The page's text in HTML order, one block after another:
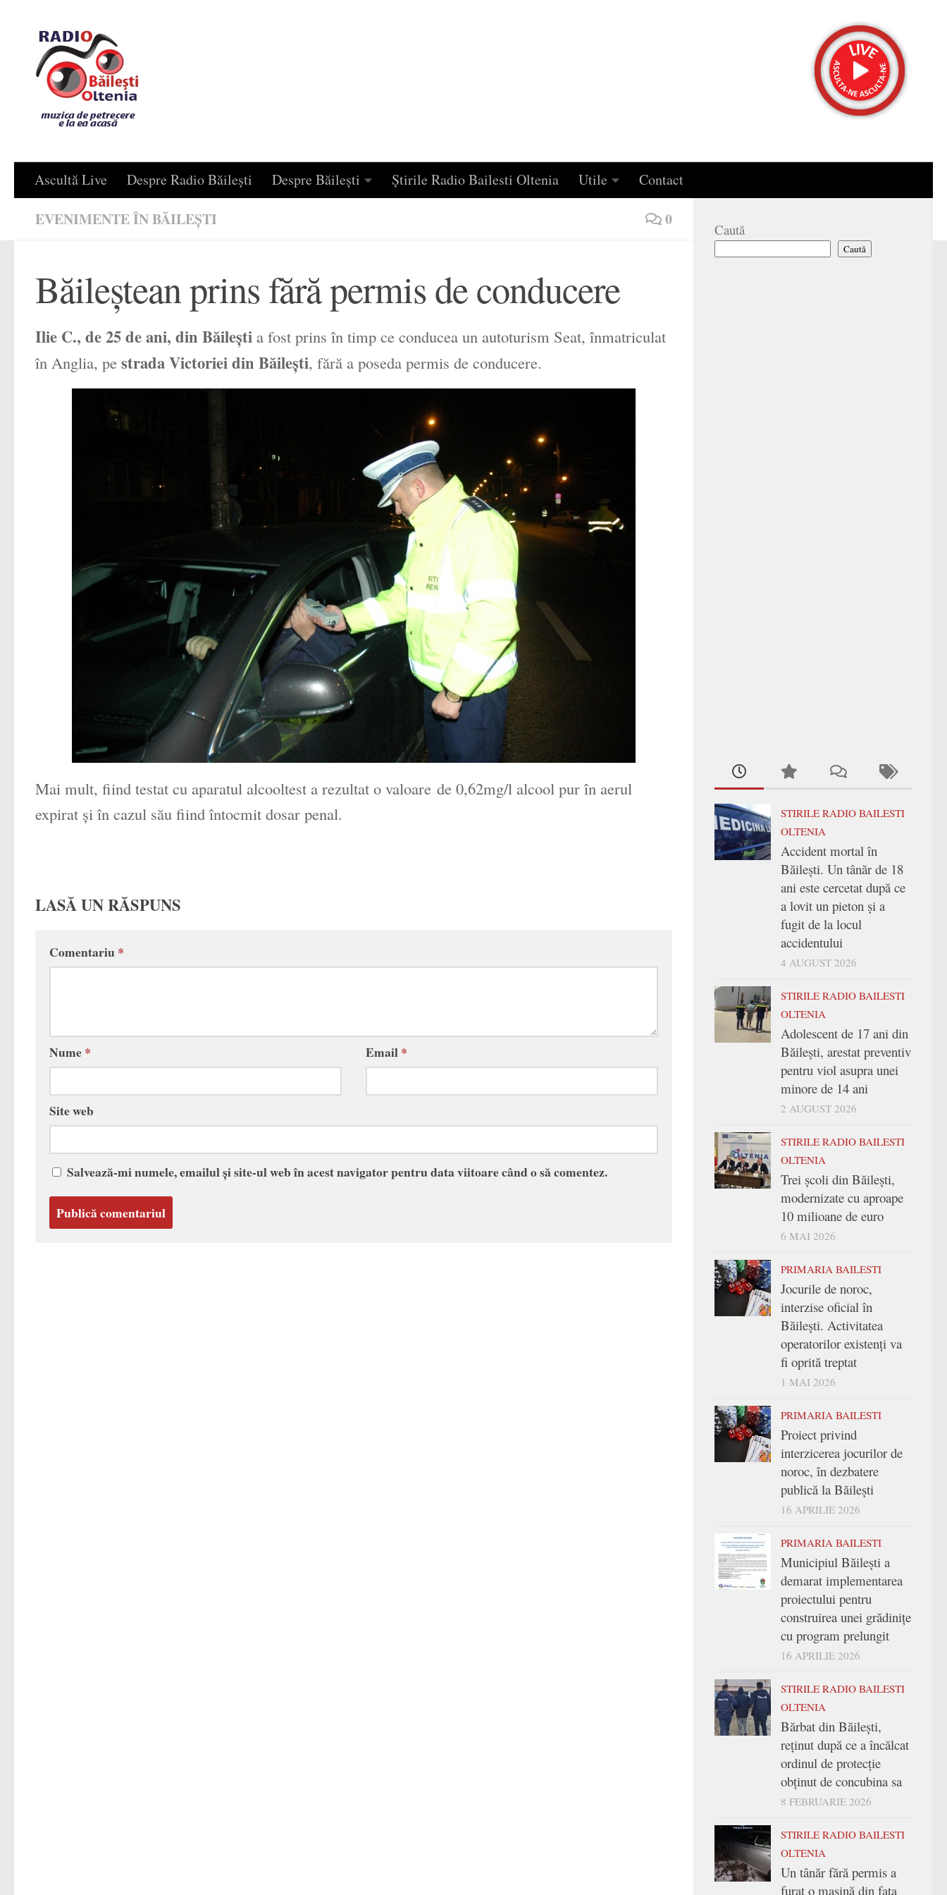
Ascultă Live Despre Radio Băilești Despre Băilești Știrile Radio Bailesti Oltenia Utile Contact
EVENIMENTE ÎN BĂILEȘTI 0
Băileștean prins fără permis de conducere
Ilie C., de 25 de ani, din Băileşti a fost prins în timp ce conducea un autoturism Seat, înmatriculat
în Anglia, pe strada Victoriei din Băileşti, fără a poseda permis de conducere.
Mai mult, fiind testat cu aparatul alcooltest a rezultat o valoare de 0,62mg/l alcool pur în aerul
expirat și în cazul său fiind întocmit dosar penal.
LASĂ UN RĂSPUNS
Comentariu*
Nume* Email*
Site web
Salvează-mi numele, emailul și site-ul web în acest navigator pentru data viitoare când o să comentez.
Caută
Caută
STIRILE RADIO BAILESTI
OLTENIA
Accident mortal în
Băilești. Un tânăr de 18
ani este cercetat după ce
a lovit un pieton și a
fugit de la locul
accidentului
4 AUGUST 2026
STIRILE RADIO BAILESTI
OLTENIA
Adolescent de 17 ani din
Băilești, arestat preventiv
pentru viol asupra unei
minore de 14 ani
2 AUGUST 2026
STIRILE RADIO BAILESTI
OLTENIA
Trei şcoli din Băileşti,
modernizate cu aproape
10 milioane de euro
6 MAI 2026
PRIMARIA BAILESTI
Jocurile de noroc,
interzise oficial în
Băilești. Activitatea
operatorilor existenți va
fi oprită treptat
1 MAI 2026
PRIMARIA BAILESTI
Proiect privind
interzicerea jocurilor de
noroc, în dezbatere
publică la Băilești
16 APRILIE 2026
PRIMARIA BAILESTI
Municipiul Băilești a
demarat implementarea
proiectului pentru
construirea unei grădinițe
cu program prelungit
16 APRILIE 2026
STIRILE RADIO BAILESTI
OLTENIA
Bărbat din Băilești,
reținut după ce a încălcat
ordinul de protecție
obținut de concubina sa
8 FEBRUARIE 2026
STIRILE RADIO BAILESTI
OLTENIA
Un tânăr fără permis a
furat o mașină din fața